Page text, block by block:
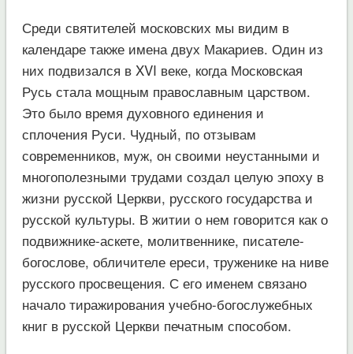
Среди святителей московских мы видим в
календаре также имена двух Макариев. Один из
них подвизался в XVI веке, когда Московская
Русь стала мощным православным царством.
Это было время духовного единения и
сплочения Руси. Чудный, по отзывам
современников, муж, он своими неустанными и
многополезными трудами создал целую эпоху в
жизни русской Церкви, русского государства и
русской культуры. В житии о нем говорится как о
подвижнике-аскете, молитвеннике, писателе-
богослове, обличителе ереси, труженике на ниве
русского просвещения. С его именем связано
начало тиражирования учебно-богослужебных
книг в русской Церкви печатным способом.